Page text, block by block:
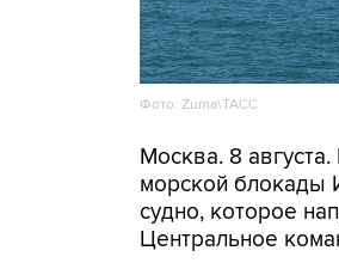
Фото: Zuma\ТАСС
Москва. 8
морской блокады
судно, которое
Центральное